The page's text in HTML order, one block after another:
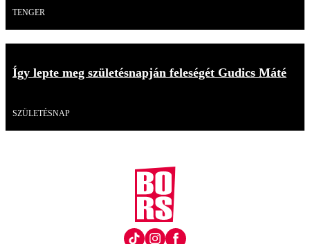
TENGER
Így lepte meg születésnapján feleségét Gudics Máté
SZÜLETÉSNAP